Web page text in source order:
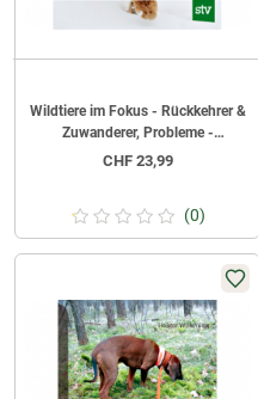
Wildtiere im Fokus - Rückkehrer &
Zuwanderer, Probleme -
Erwartungen - Lösungen (Bruno
CHF23,99
(0)